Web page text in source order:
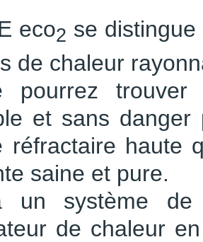
eco2 se
de chaleur
pourrez trouver
et sans
réfractaire haute
saine et pure.
un système de
de chaleur